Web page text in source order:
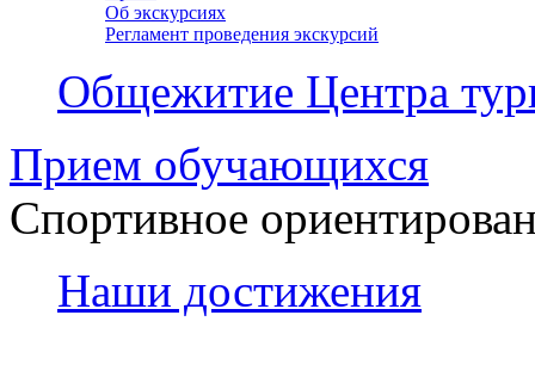
Об экскурсиях
Регламент проведения экскурсий
Общежитие Центра
Прием обучающихся
Спортивное
Наши достижения